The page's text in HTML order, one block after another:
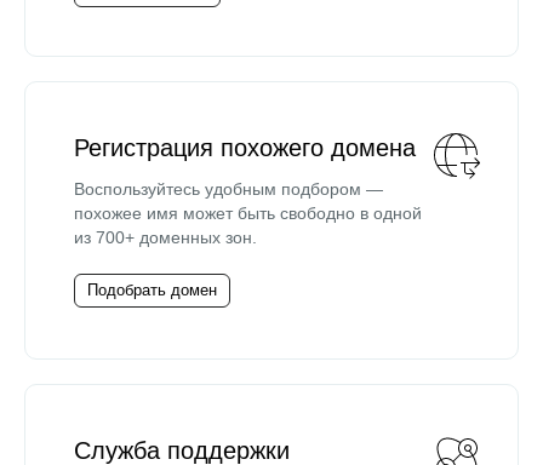
Регистрация похожего домена
Воспользуйтесь удобным подбором —
похожее имя может быть свободно в одной
из 700+ доменных зон.
Подобрать домен
Служба поддержки